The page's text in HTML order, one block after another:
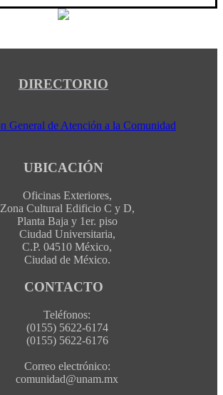
DIRECTORIO
UBICACIÓN
Oficinas Exteriores,
Zona Cultural Edificio C y D,
Planta Baja y 1er. piso
Ciudad Universitaria,
C.P. 04510 México,
Ciudad de México.
CONTACTO
Teléfonos:
(0155) 5622-6174
(0155) 5622-6176
Correo electrónico:
comunidad@unam.mx